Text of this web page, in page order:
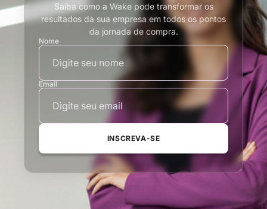
Saiba como a Wake pode transformar os
resultados da sua empresa em todos os pontos
da jornada de compra.
Nome
Email
INSCREVA-SE